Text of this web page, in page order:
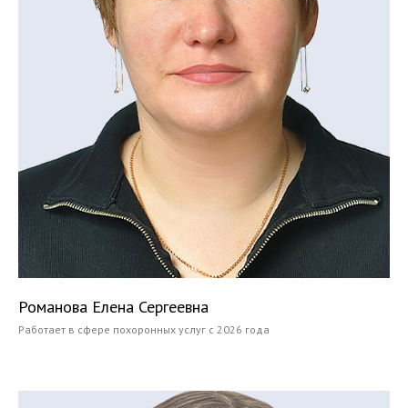
Романова Елена Сергеевна
Работает в сфере похоронных услуг с 2026 года